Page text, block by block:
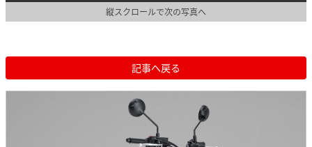
縦スクロールで次の写真へ
記事へ戻る